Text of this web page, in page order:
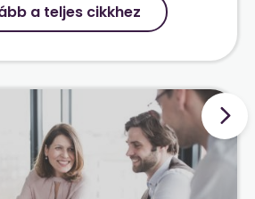
a teljes cikkhez